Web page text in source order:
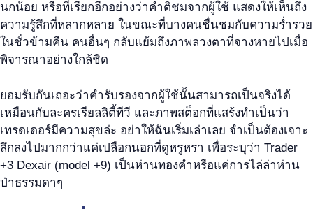
นกน้อย หรือที่เรียกอีกอย่างว่าคำติชมจากผู้ใช้ แสดงให้เห็นถึง
ความรู้สึกที่หลากหลาย ในขณะที่บางคนชื่นชมกับความร่ำรวย
ในชั่วข้ามคืน คนอื่นๆ กลับแย้มถึงภาพลวงตาที่จางหายไปเมื่อ
พิจารณาอย่างใกล้ชิด
ยอมรับกันเถอะว่าคำรับรองจากผู้ใช้นั้นสามารถเป็นจริงได้
เหมือนกับละครเรียลลิตี้ทีวี และภาพสต็อกที่แสร้งทำเป็นว่า
เทรดเดอร์มีความสุขล่ะ อย่าให้ฉันเริ่มเล่าเลย จำเป็นต้องเจาะ
ลึกลงไปมากกว่าแค่เปลือกนอกที่ดูหรูหรา เพื่อระบุว่า Trader
+3 Dexair (model +9) เป็นห่านทองคำหรือแค่การไล่ล่าห่าน
ป่าธรรมดาๆ